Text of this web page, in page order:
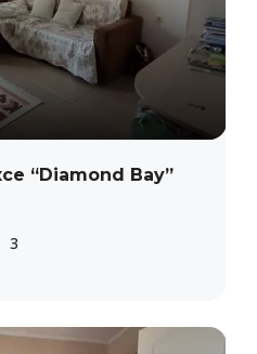
“Diamond Bay”
3